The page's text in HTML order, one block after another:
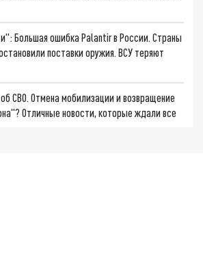
Большая ошибка Palantir в России. Страны
поставки оружия. ВСУ теряют
СВО. Отмена мобилизации и возвращение
Отличные новости, которые ждали все